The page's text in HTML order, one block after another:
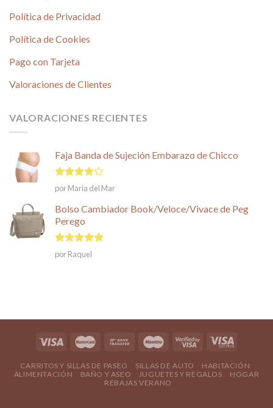
Política de Privacidad
Política de Cookies
Pago con Tarjeta
Valoraciones de Clientes
VALORACIONES RECIENTES
Faja Banda de Sujeción Embarazo de Chicco
Valorado
en
5
por María del Mar
Bolso Cambiador Book/Veloce/Vivace de Peg
Perego
Valorado en
5
de 5
por Raquel
CARRITOS Y SILLAS DE PASEO SILLAS DE AUTO
HABITACIÓN
ALIMENTACIÓN
BAÑO Y ASEO JUGUETES Y REGALOS
HOGAR
REBAJAS VERANO